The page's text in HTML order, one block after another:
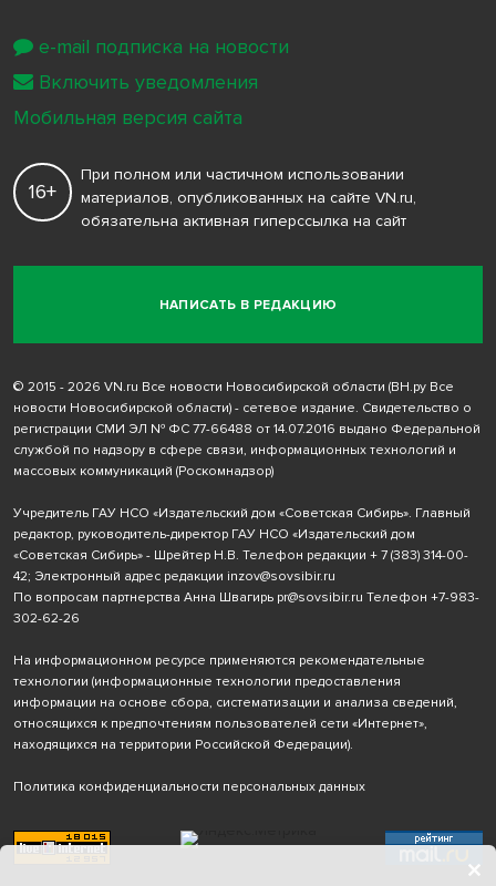
НАПИСАТЬ В РЕДАКЦИЮ
16+
При полном или частичном использовании
материалов, опубликованных на сайте VN.ru,
обязательна активная гиперссылка на сайт
© 2015 - 2026 VN.ru Все новости Новосибирской области (ВН.ру Все
новости Новосибирской области) - сетевое издание. Свидетельство о
регистрации СМИ ЭЛ № ФС 77-66488 от 14.07.2016 выдано Федеральной
службой по надзору в сфере связи, информационных технологий и
массовых коммуникаций (Роскомнадзор)
Учредитель ГАУ НСО «Издательский дом «Советская Сибирь». Главный
редактор, руководитель-директор ГАУ НСО «Издательский дом
«Советская Сибирь» - Шрейтер Н.В. Телефон редакции + 7 (383) 314-00-
42; Электронный адрес редакции inzov@sovsibir.ru
По вопросам партнерства Анна Швагирь pr@sovsibir.ru Телефон +7-983-
302-62-26
На информационном ресурсе применяются рекомендательные
технологии (информационные технологии предоставления
информации на основе сбора, систематизации и анализа сведений,
относящихся к предпочтениям пользователей сети «Интернет»,
находящихся на территории Российской Федерации).
Политика конфиденциальности персональных данных
e-mail подписка на новости
Включить уведомления
Мобильная версия сайта